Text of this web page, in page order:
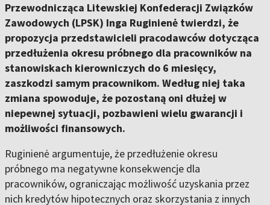
Przewodnicząca Litewskiej Konfederacji Związków
Zawodowych (LPSK) Inga Ruginienė twierdzi, że
propozycja przedstawicieli pracodawców dotycząca
przedłużenia okresu próbnego dla pracowników na
stanowiskach kierowniczych do 6 miesięcy,
zaszkodzi samym pracownikom. Według niej taka
zmiana spowoduje, że pozostaną oni dłużej w
niepewnej sytuacji, pozbawieni wielu gwarancji i
możliwości finansowych.
Ruginienė argumentuje, że przedłużenie okresu
próbnego ma negatywne konsekwencje dla
pracowników, ograniczając możliwość uzyskania przez
nich kredytów hipotecznych oraz skorzystania z innych